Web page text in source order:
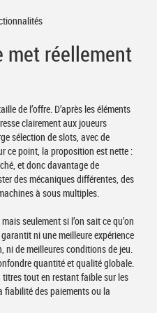
met réellement
de l’offre. D’après les éléments
clairement aux joueurs
sélection de slots, avec de
ce point, la proposition est nette :
et donc davantage de
des mécaniques différentes, des
à sous multiples.
seulement si l’on sait ce qu’on
ni une meilleure expérience
ni de meilleures conditions de jeu.
quantité et qualité globale.
tout en restant faible sur les
fiabilité des paiements ou la